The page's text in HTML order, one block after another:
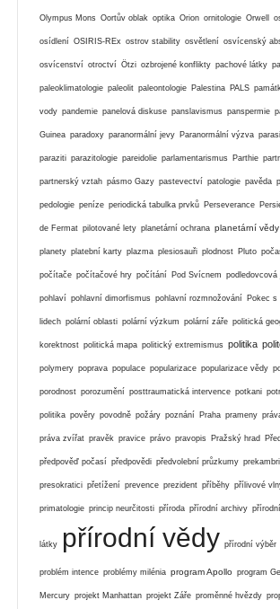
Olympus Mons Oortův oblak optika Orion ornitologie Orwell
osídlení OSIRIS-REx ostrov stability osvětlení osvícenský
osvícenství otroctví Ötzi ozbrojené konflikty pachové látky
paleoklimatologie paleolit paleontologie Palestina PALS
vody pandemie panelová diskuse panslavismus panspermie
Guinea paradoxy paranormální jevy Paranormální výzva
paraziti parazitologie pareidolie parlamentarismus Parthie
partnerský vztah pásmo Gazy pastevectví patologie pavěda
pedologie peníze periodická tabulka prvků Perseverance
de Fermat pilotované lety planetární ochrana planetární vědy
planety platební karty plazma plesiosauři plodnost Pluto
počítače počítačové hry počítání Pod Svícnem podledovcová
pohlaví pohlavní dimorfismus pohlavní rozmnožování Pokec s
lidech polární oblasti polární výzkum polární záře politická
korektnost politická mapa politický extremismus politika
polymery poprava populace popularizace popularizace vědy
porodnost porozumění posttraumatická intervence potkani
politika pověry povodně požáry poznání Praha prameny
práva zvířat pravěk pravice právo pravopis Pražský hrad
předpověď počasí předpovědi předvolební průzkumy
presokratici přetížení prevence prezident příběhy přílivové
primatologie princip neurčitosti příroda přírodní archivy
látky přírodní vědy přírodní výběr
problém intence problémy milénia program Apollo program
Mercury projekt Manhattan projekt Záře proměnné hvězdy